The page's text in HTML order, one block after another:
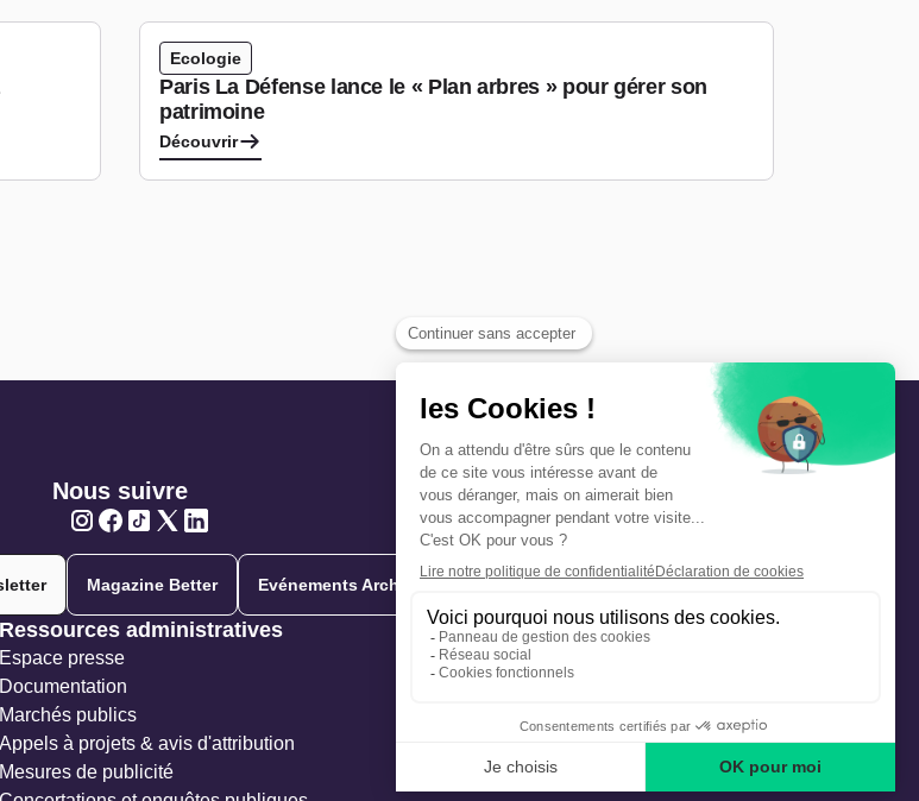
Ecologie
Paris La Défense lance le « Plan arbres » pour gérer son
patrimoine
Découvrir
Nous suivre
Magazine Better Evénements Archie
Ressources administratives
Espace presse
Documentation
Marchés publics
Appels à projets & avis d'attribution
Mesures de publicité
Précautions et sécurité
Plan de gestion des risques